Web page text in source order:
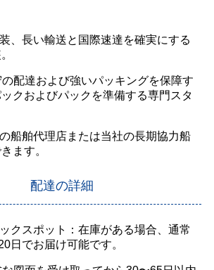
、長い輸送と国際速達を確実にする
配達および強いパッキングを保障す
クおよびパックを準備する専門スタ
船舶代理店または当社の長期協力船
ます。
配達の詳細
クスポット：在庫がある場合、通常
日でお届け可能です。